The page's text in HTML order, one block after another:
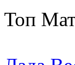
Топ